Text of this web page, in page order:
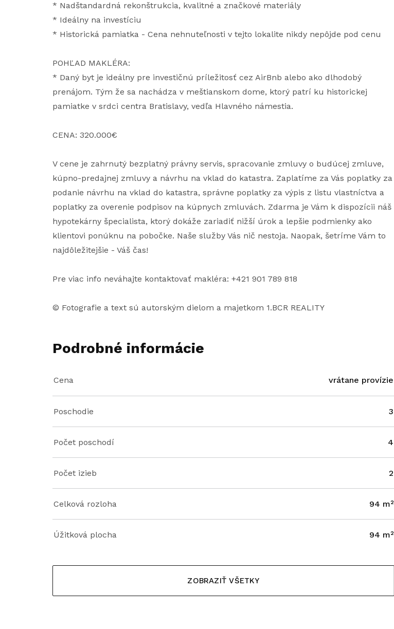
* Nadštandardná rekonštrukcia, kvalitné a značkové materiály
* Ideálny na investíciu
* Historická pamiatka - Cena nehnuteľnosti v tejto lokalite nikdy nepôjde pod cenu
POHĽAD MAKLÉRA:
* Daný byt je ideálny pre investičnú príležitosť cez AirBnb alebo ako dlhodobý
prenájom. Tým že sa nachádza v meštianskom dome, ktorý patrí ku historickej
pamiatke v srdci centra Bratislavy, vedľa Hlavného námestia.
CENA: 320.000€
V cene je zahrnutý bezplatný právny servis, spracovanie zmluvy o budúcej zmluve,
kúpno-predajnej zmluvy a návrhu na vklad do katastra. Zaplatíme za Vás poplatky za
podanie návrhu na vklad do katastra, správne poplatky za výpis z listu vlastníctva a
poplatky za overenie podpisov na kúpnych zmluvách. Zdarma je Vám k dispozícii náš
hypotekárny špecialista, ktorý dokáže zariadiť nižší úrok a lepšie podmienky ako
klientovi ponúknu na pobočke. Naše služby Vás nič nestoja. Naopak, šetríme Vám to
najdôležitejšie - Váš čas!
Pre viac info neváhajte kontaktovať makléra: +421 901 789 818
© Fotografie a text sú autorským dielom a majetkom 1.BCR REALITY
Podrobné informácie
Cena vrátane provízie
Poschodie 3
Počet poschodí 4
Počet izieb 2
Celková rozloha 94 m²
Úžitková plocha 94 m²
ZOBRAZIŤ VŠETKY